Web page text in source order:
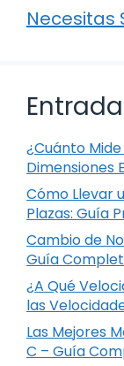
Necesitas
¿Cuánto
Dimensiones
Cómo Llevar
Plazas: Guía
Cambio de
Guía
¿A Qué
las
Las Mejores
C – Guía